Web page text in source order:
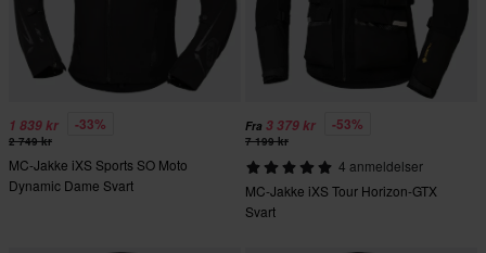
1 839 kr -33%
2 749 kr
MC-Jakke iXS Sports SO Moto
Dynamic Dame Svart
Fra 3 379 kr -53%
7 199 kr
4 anmeldelser
MC-Jakke iXS Tour Horizon-GTX
Svart